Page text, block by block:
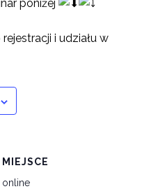
poniżej
i udziału w
MIEJSCE
online